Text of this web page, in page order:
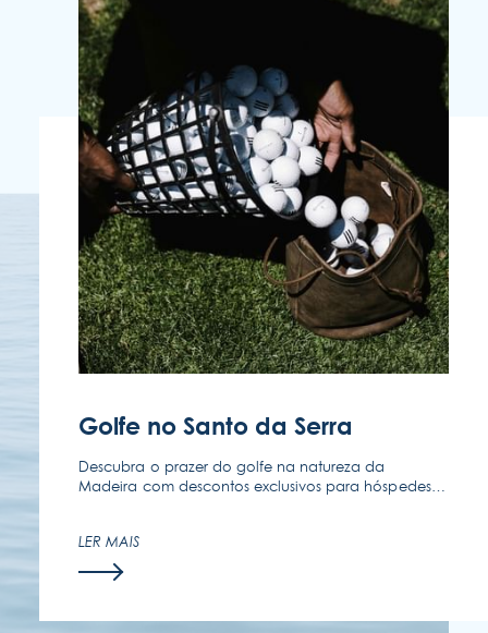
COOKIES
SIGA-NOS
CONTATE-NOS
(351) 291 702 003
Golfe no Santo da Serra
Descubra o prazer do golfe na natureza da
Madeira com descontos exclusivos para hóspedes
LER MAIS